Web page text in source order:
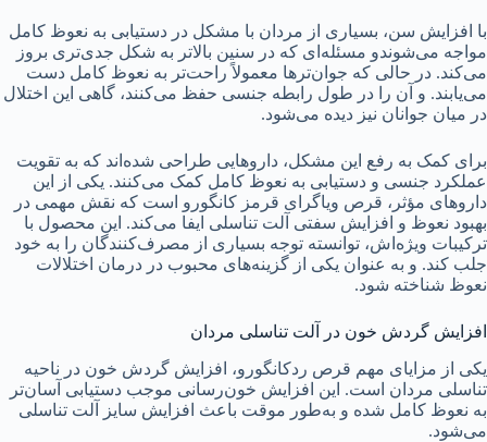
با افزایش سن، بسیاری از مردان با مشکل در دستیابی به نعوظ کامل
مواجه می‌شوندو مسئله‌ای که در سنین بالاتر به شکل جدی‌تری بروز
می‌کند. در حالی که جوان‌ترها معمولاً راحت‌تر به نعوظ کامل دست
می‌یابند. و آن را در طول رابطه جنسی حفظ می‌کنند، گاهی این اختلال
در میان جوانان نیز دیده می‌شود.
برای کمک به رفع این مشکل، داروهایی طراحی شده‌اند که به تقویت
عملکرد جنسی و دستیابی به نعوظ کامل کمک می‌کنند. یکی از این
داروهای مؤثر، قرص ویاگرای قرمز کانگورو است که نقش مهمی در
بهبود نعوظ و افزایش سفتی آلت تناسلی ایفا می‌کند. این محصول با
ترکیبات ویژه‌اش، توانسته توجه بسیاری از مصرف‌کنندگان را به خود
جلب کند. و به عنوان یکی از گزینه‌های محبوب در درمان اختلالات
نعوظ شناخته شود.
افزایش گردش خون در آلت تناسلی مردان
یکی از مزایای مهم قرص ردکانگورو، افزایش گردش خون در ناحیه
تناسلی مردان است. این افزایش خون‌رسانی موجب دستیابی آسان‌تر
به نعوظ کامل شده و به‌طور موقت باعث افزایش سایز آلت تناسلی
می‌شود.